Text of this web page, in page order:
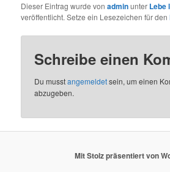
Dieser Eintrag wurde vonadminunter Lebe
veröffentlicht. Setze ein Lesezeichen für den
Schreibe einen
Du musstangemeldetsein, um einen
abzugeben.
Mit Stolz präsentiert von